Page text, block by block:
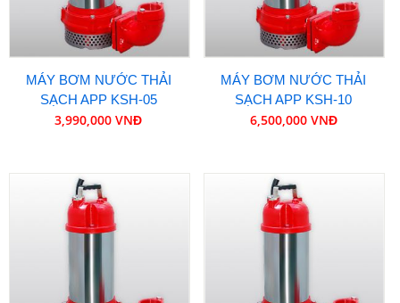
MÁY BƠM NƯỚC THẢI
SẠCH APP KSH-05
3,990,000 VNĐ
MÁY BƠM NƯỚC THẢI
SẠCH APP KSH-10
6,500,000 VNĐ